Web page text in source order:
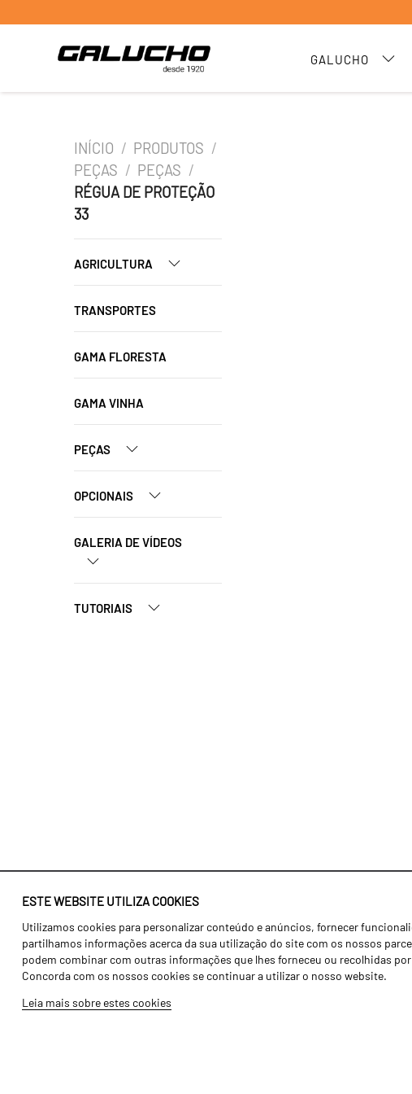
GALUCHO
ESTE WEBSITE UTILIZA COOKIES
Utilizamos cookies para personalizar conteúdo e anúncios, fornecer
partilhamos informações acerca da sua utilização do site com os nossos
podem combinar com outras informações que lhes forneceu ou recolhidas
Concorda com os nossos cookies se continuar a utilizar o nosso website.
Leia mais sobre estes cookies
INÍCIO / PRODUTOS /
PEÇAS / PEÇAS /
RÉGUA DE PROTEÇÃO
33
AGRICULTURA
TRANSPORTES
GAMA FLORESTA
GAMA VINHA
PEÇAS
OPCIONAIS
GALERIA DE VÍDEOS
TUTORIAIS
Identidade
História
Fábrica / Produção
Recursos Humanos
Agricultura
Transportes
Gama Floresta